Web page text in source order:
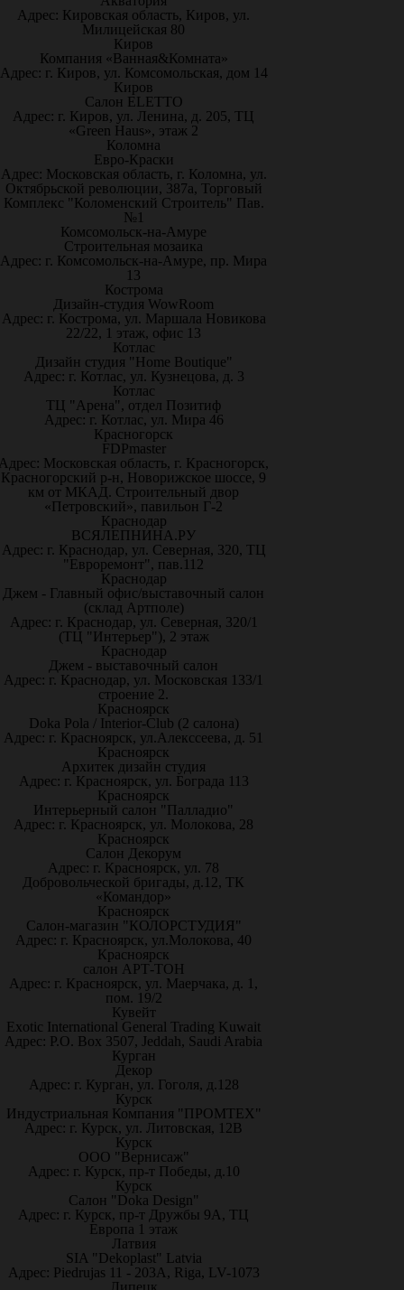
Адрес: Кировская область, Киров, ул.
Милицейская 80
Киров
Компания «Ванная&Комната»
Адрес: г. Киров, ул. Комсомольская, дом 14
Киров
Салон ELETTO
Адрес: г. Киров, ул. Ленина, д. 205, ТЦ
«Green Haus», этаж 2
Коломна
Евро-Краски
Адрес: Московская область, г. Коломна, ул.
Октябрьской революции, 387а, Торговый
Комплекс "Коломенский Строитель" Пав.
№1
Комсомольск-на-Амуре
Строительная мозаика
Адрес: г. Комсомольск-на-Амуре, пр. Мира
13
Кострома
Дизайн-студия WowRoom
Адрес: г. Кострома, ул. Маршала Новикова
22/22, 1 этаж, офис 13
Котлас
Дизайн студия "Home Boutique"
Адрес: г. Котлас, ул. Кузнецова, д. 3
Котлас
ТЦ "Арена", отдел Позитиф
Адрес: г. Котлас, ул. Мира 46
Красногорск
FDPmaster
Московская область, г. Красногорск,
Красногорский р-н, Новорижское шоссе, 9
км от МКАД. Строительный двор
«Петровский», павильон Г-2
Краснодар
ВСЯЛЕПНИНА.РУ
Адрес: г. Краснодар, ул. Северная, 320, ТЦ
"Евроремонт", пав.112
Краснодар
Джем - Главный офис/выставочный салон
(склад Артполе)
Адрес: г. Краснодар, ул. Северная, 320/1
(ТЦ "Интерьер"), 2 этаж
Краснодар
Джем - выставочный салон
Адрес: г. Краснодар, ул. Московская 133/1
строение 2.
Красноярск
Doka Pola / Interior-Club (2 салона)
Адрес: г. Красноярск, ул.Алекссеева, д. 51
Красноярск
Архитек дизайн студия
Адрес: г. Красноярск, ул. Бограда 113
Красноярск
Интерьерный салон "Палладио"
Адрес: г. Красноярск, ул. Молокова, 28
Красноярск
Салон Декорум
Адрес: г. Красноярск, ул. 78
Добровольческой бригады, д.12, ТК
«Командор»
Красноярск
Салон-магазин "КОЛОРСТУДИЯ"
Адрес: г. Красноярск, ул.Молокова, 40
Красноярск
салон АРТ-ТОН
Адрес: г. Красноярск, ул. Маерчака, д. 1,
пом. 19/2
Кувейт
Exotic International General Trading Kuwait
Адрес: P.O. Box 3507, Jeddah, Saudi Arabia
Курган
Декор
Адрес: г. Курган, ул. Гоголя, д.128
Курск
Индустриальная Компания "ПРОМТЕХ"
Адрес: г. Курск, ул. Литовская, 12В
Курск
ООО "Вернисаж"
Адрес: г. Курск, пр-т Победы, д.10
Курск
Салон "Doka Design"
Адрес: г. Курск, пр-т Дружбы 9А, ТЦ
Европа 1 этаж
Латвия
SIA "Dekoplast" Latvia
Адрес: Piedrujas 11 - 203A, Riga, LV-1073
Липецк